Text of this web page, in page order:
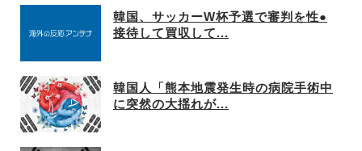
韓国、サッカーW杯予選で審判を性●
接待して買収して...
韓国人「熊本地震発生時の病院手術中
に突然の大揺れが...